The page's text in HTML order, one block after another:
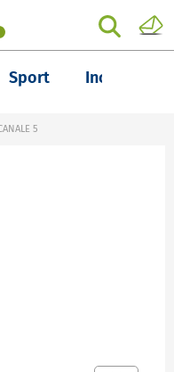
Sport Inchieste
5